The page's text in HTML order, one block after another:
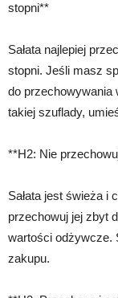
stopni**
Sałata najlepiej
stopni. Jeśli masz
do przechowywania
takiej szuflady,
**H2: Nie
Sałata jest świeża i
przechowuj jej zbyt
wartości odżywcze.
zakupu.